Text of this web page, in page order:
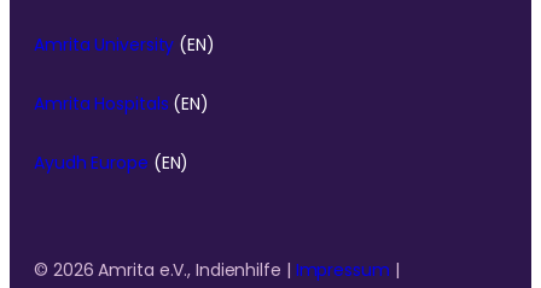
Amrita University (EN)
Amrita Hospitals (EN)
Ayudh Europe (EN)
© 2026 Amrita e.V., Indienhilfe | Impressum |